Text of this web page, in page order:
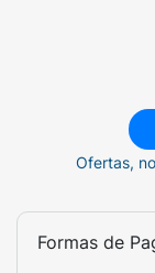
Ofertas,
Formas de